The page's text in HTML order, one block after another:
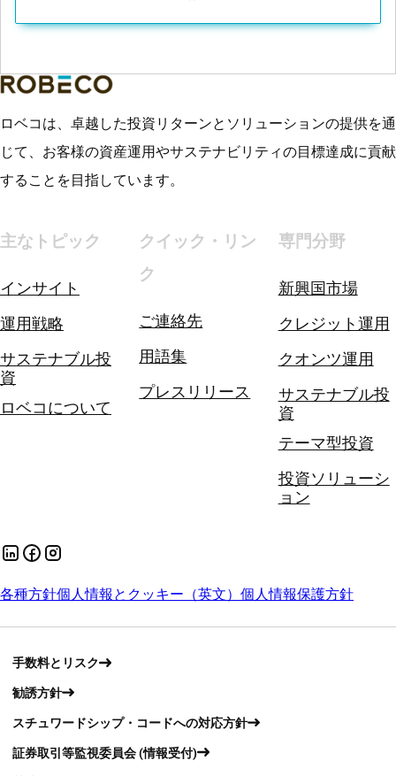
ロベコは、卓越した投資リターンとソリューションの提供を通
じて、お客様の資産運用やサステナビリティの目標達成に貢献
することを目指しています。
主なトピック
インサイト
運用戦略
サステナブル投
資
ロベコについて
クイック・リン
ク
ご連絡先
用語集
プレスリリース
専門分野
新興国市場
クレジット運用
クオンツ運用
サステナブル投
資
テーマ型投資
投資ソリューシ
ョン
各種方針個人情報とクッキー（英文） 個人情報保護方針
手数料とリスク
勧誘方針
スチュワードシップ・コードへの対応方針
証券取引等監視委員会 (情報受付)